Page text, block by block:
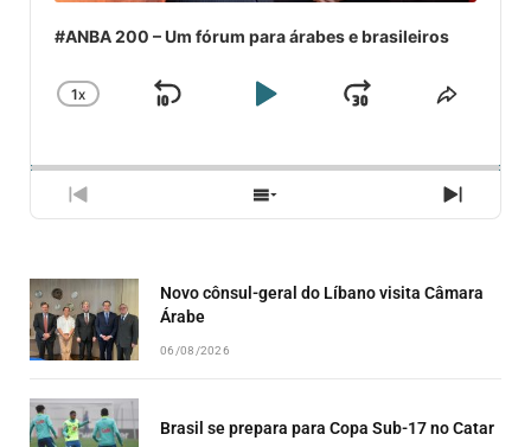
#ANBA 200 – Um fórum para árabes e brasileiros
CHANGE
1X
SKIP
PLAYJUMP
PREVIOUS
EPISODE
SHOW
EPISODES
NEXT
Novo cônsul-geral do Líbano visita Câmara
Árabe
06/08/2026
Brasil se prepara para Copa Sub-17 no Catar